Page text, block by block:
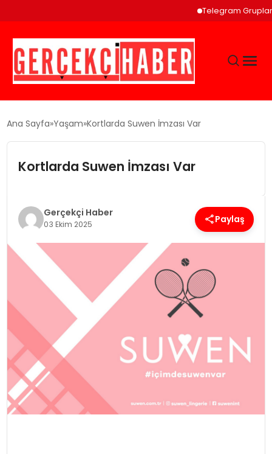
Telegram Grupları ve
GÜNCEL
MAGAZIN
SAĞLIK
SPOR
TEKNOLOJI
YAŞAM
Ana Sayfa Yaşam Kortlarda Suwen İmzası Var
Kortlarda Suwen İmzası Var
Gerçekçi Haber
03 Ekim 2025 Paylaş